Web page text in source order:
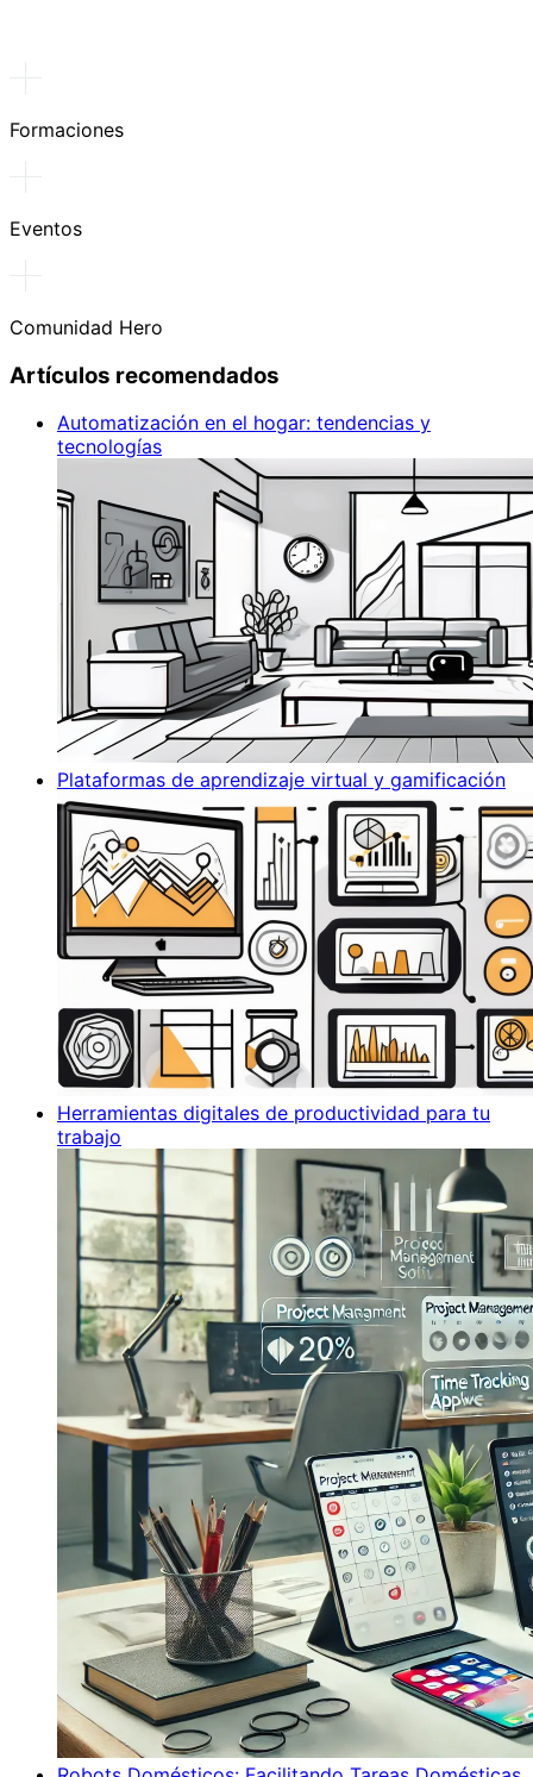
Formaciones
Eventos
Comunidad Hero
Artículos recomendados
Automatización en el hogar: tendencias y
tecnologías
Plataformas de aprendizaje virtual y gamificación
Herramientas digitales de productividad para tu
trabajo